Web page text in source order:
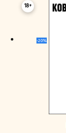
18+
-20%